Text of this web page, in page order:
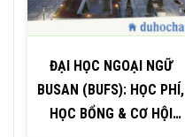
ĐẠI HỌC NGOẠI NGỮ
BUSAN (BUFS): HỌC PHÍ,
HỌC BỔNG & CƠ HỘI